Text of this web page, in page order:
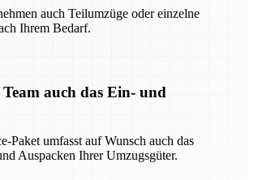
auch Teilumzüge oder einzelne
Ihrem Bedarf.
auch das Ein- und
Paket umfasst auf Wunsch auch das
Auspacken Ihrer Umzugsgüter.